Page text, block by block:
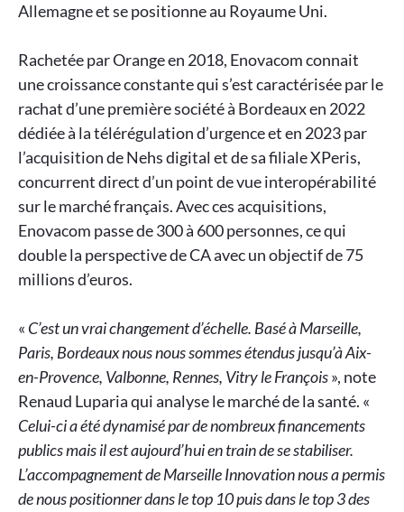
Allemagne et se positionne au Royaume Uni.
Rachetée par Orange en 2018, Enovacom connait
une croissance constante qui s’est caractérisée par le
rachat d’une première société à Bordeaux en 2022
dédiée à la télérégulation d’urgence et en 2023 par
l’acquisition de Nehs digital et de sa filiale XPeris,
concurrent direct d’un point de vue interopérabilité
sur le marché français. Avec ces acquisitions,
Enovacom passe de 300 à 600 personnes, ce qui
double la perspective de CA avec un objectif de 75
millions d’euros.
« C’est un vrai changement d’échelle. Basé à Marseille,
Paris, Bordeaux nous nous sommes étendus jusqu’à Aix-
en-Provence, Valbonne, Rennes, Vitry le François», note
Renaud Luparia qui analyse le marché de la santé. «
Celui-ci a été dynamisé par de nombreux financements
publics mais il est aujourd’hui en train de se stabiliser.
L’accompagnement de Marseille Innovation nous a permis
de nous positionner dans le top 10 puis dans le top 3 des